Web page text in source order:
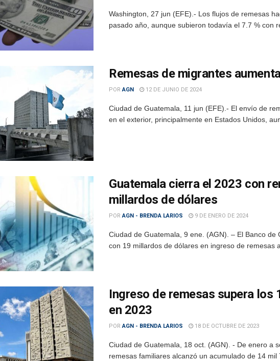
Washington, 27 jun (EFE).- Los flujos de remesas
pasado año, aunque subieron todavía el 7.7 % con
Remesas de migrantes
POR AGN 12 DE JUNIO DE 2024
Ciudad de Guatemala, 11 jun (EFE).- El envío de
en el exterior, principalmente en Estados Unidos,
Guatemala cierra el 2023 con
millardos de dólares
POR AGN - BRENDA LARIOS 9 DE ENERO DE 2024
Ciudad de Guatemala, 9 ene. (AGN). – El Banco
con 19 millardos de dólares en ingreso de remesas
Ingreso de remesas supera los
en 2023
POR AGN - BRENDA LARIOS 18 DE OCTUBRE DE 2023
Ciudad de Guatemala, 18 oct. (AGN). - De enero a
remesas familiares alcanzó un acumulado de 14 mil